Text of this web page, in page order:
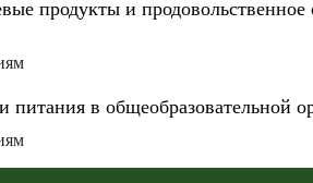
продукты и продовольственное
в общеобразовательной